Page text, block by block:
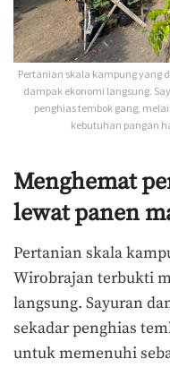
Pertanian skala kampung yang
dampak ekonomi langsung.
penghias tembok gang,
kebutuhan pangan
Menghemat
lewat panen
Pertanian skala
Wirobrajan terbukti
langsung. Sayuran
sekadar penghias
untuk memenuhi